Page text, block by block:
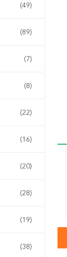
(49)
(89)
(7)
(8)
(22)
(16)
(20)
(28)
(19)
(38)